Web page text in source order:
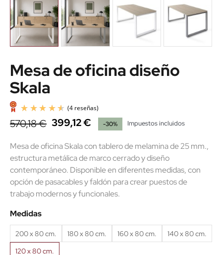
Mesa de oficina diseño
Skala
(4 reseñas)
570,18 € 399,12 € -30% Impuestos incluidos
Mesa de oficina Skala con tablero de melamina de 25 mm.,
estructura metálica de marco cerrado y diseño
contemporáneo. Disponible en diferentes medidas, con
opción de pasacables y faldón para crear puestos de
trabajo modernos y funcionales.
Medidas
200 x 80 cm. 180 x 80 cm. 160 x 80 cm.
140 x 80 cm.
120 x 80 cm.